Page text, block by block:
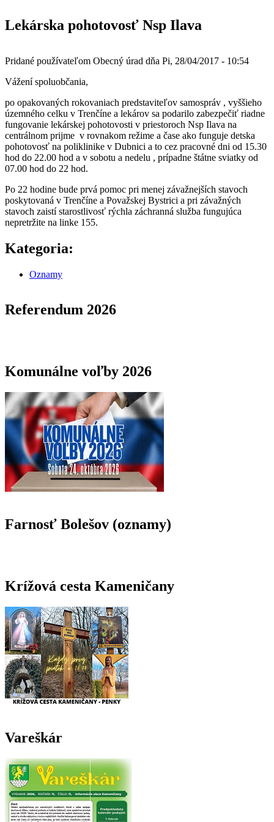
Lekárska pohotovosť Nsp Ilava
Pridané používateľom Obecný úrad dňa Pi, 28/04/2017 - 10:54
Vážení spoluobčania,
po opakovaných rokovaniach predstaviteľov samospráv , vyššieho
územného celku v Trenčíne a lekárov sa podarilo zabezpečiť riadne
fungovanie lekárskej pohotovosti v priestoroch Nsp Ilava na
centrálnom prijme v rovnakom režime a čase ako funguje detska
pohotovosť na poliklinike v Dubnici a to cez pracovné dni od 15.30
hod do 22.00 hod a v sobotu a nedelu , prípadne štátne sviatky od
07.00 hod do 22 hod.
Po 22 hodine bude prvá pomoc pri menej závažnejších stavoch
poskytovaná v Trenčíne a Považskej Bystrici a pri závažných
stavoch zaistí starostlivosť rýchla záchranná služba fungujúca
nepretržite na linke 155.
Kategoria:
Oznamy
Referendum 2026
Komunálne voľby 2026
Farnosť Bolešov (oznamy)
Krížová cesta Kameničany
Vareškár